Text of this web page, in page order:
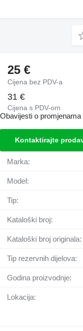
25 €
Cijena bez PDV-a
31 €
Cijena s PDV-om
Obavijesti o promjenama
Kontaktirajte
Marka:
Model:
Tip:
Kataloški broj:
Kataloški broj originala:
Tip rezervnih dijelova:
Godina proizvodnje:
Lokacija: